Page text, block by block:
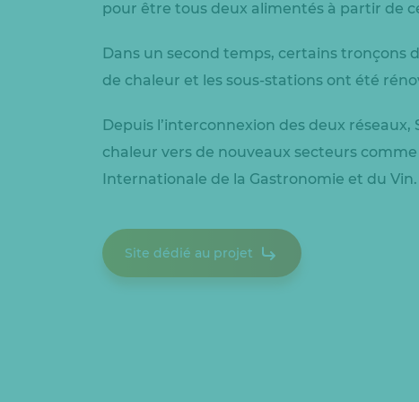
pour être tous deux alimentés à partir de
Dans un second temps, certains tronçons
de chaleur et les sous-stations ont été
Depuis l’interconnexion des deux réseaux,
chaleur vers de nouveaux secteurs
Internationale de la Gastronomie et du Vin.
Site dédié au projet